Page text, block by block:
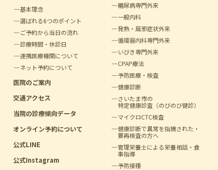
基本理念
選ばれる6つのポイント
ご予約から当日の流れ
診療時間・休診日
連携医療機関について
ネット予約について
医院のご案内
交通アクセス
当院の診療傾向データ
オンライン予約について
公式LINE
公式Instagram
糖尿病専門外来
一般内科
発熱・風邪症状外来
循環器内科専門外来
いびき専門外来
CPAP療法
予防医療・検査
健康診断
さいたま市の
特定健康診査（のびのび健診）
マイクロCTC検査
健康診断で異常を指摘された・
要再検査の方へ
管理栄養士による栄養相談・食
事指導
予防接種